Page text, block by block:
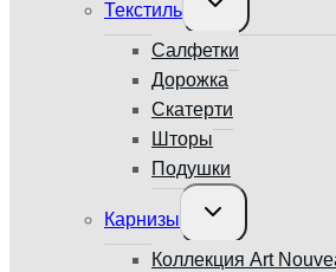
Текстиль
дочернее
Салфетки
Дорожка
Скатерти
Шторы
Подушки
Карнизы
Переключить
дочернее
Коллекция Art